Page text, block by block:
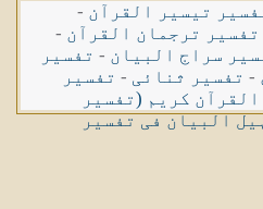
تیسیر القرآن -
تفسیر ترجمان القرآن -
سراج البیان - تفسیر
- تفسیر ثنائی - تفسیر
کریم (تفسیر
البیان فی تفسیر